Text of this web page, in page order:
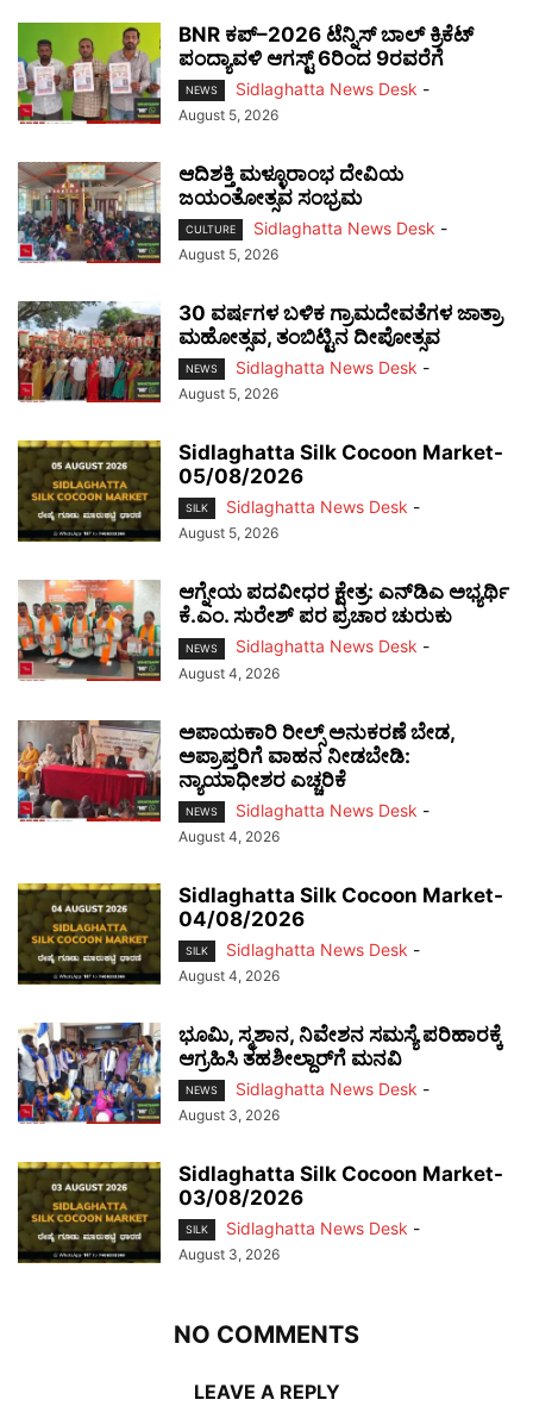
BNR ಕಪ್–2026 ಟೆನ್ನಿಸ್ ಬಾಲ್ ಕ್ರಿಕೆಟ್
ಪಂದ್ಯಾವಳಿ ಆಗಸ್ಟ್ 6ರಿಂದ 9ರವರೆಗೆ
NEWS Sidlaghatta News Desk -
August 5, 2026
ಆದಿಶಕ್ತಿ ಮಳ್ಳೂರಾಂಭ ದೇವಿಯ
ಜಯಂತೋತ್ಸವ ಸಂಭ್ರಮ
CULTURE Sidlaghatta News Desk -
August 5, 2026
30 ವರ್ಷಗಳ ಬಳಿಕ ಗ್ರಾಮದೇವತೆಗಳ ಜಾತ್ರಾ
ಮಹೋತ್ಸವ, ತಂಬಿಟ್ಟಿನ ದೀಪೋತ್ಸವ
NEWS Sidlaghatta News Desk -
August 5, 2026
Sidlaghatta Silk Cocoon Market-
05/08/2026
SILK Sidlaghatta News Desk -
August 5, 2026
ಆಗ್ನೇಯ ಪದವೀಧರ ಕ್ಷೇತ್ರ: ಎನ್‌ಡಿಎ ಅಭ್ಯರ್ಥಿ
ಕೆ.ಎಂ. ಸುರೇಶ್ ಪರ ಪ್ರಚಾರ ಚುರುಕು
NEWS Sidlaghatta News Desk -
August 4, 2026
ಅಪಾಯಕಾರಿ ರೀಲ್ಸ್ ಅನುಕರಣೆ ಬೇಡ,
ಅಪ್ರಾಪ್ತರಿಗೆ ವಾಹನ ನೀಡಬೇಡಿ:
ನ್ಯಾಯಾಧೀಶರ ಎಚ್ಚರಿಕೆ
NEWS Sidlaghatta News Desk -
August 4, 2026
Sidlaghatta Silk Cocoon Market-
04/08/2026
SILK Sidlaghatta News Desk -
August 4, 2026
ಭೂಮಿ, ಸ್ಮಶಾನ, ನಿವೇಶನ ಸಮಸ್ಯೆ ಪರಿಹಾರಕ್ಕೆ
ಆಗ್ರಹಿಸಿ ತಹಶೀಲ್ದಾರ್‌ಗೆ ಮನವಿ
NEWS Sidlaghatta News Desk -
August 3, 2026
Sidlaghatta Silk Cocoon Market-
03/08/2026
SILK Sidlaghatta News Desk -
August 3, 2026
NO COMMENTS
LEAVE A REPLY